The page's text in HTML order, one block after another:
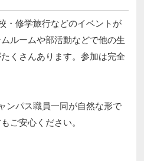
・修学旅行などのイベントが
ルームや部活動などで他の生
くさんあります。参加は完全
ンパス職員一同が自然な形で
ご安心ください。